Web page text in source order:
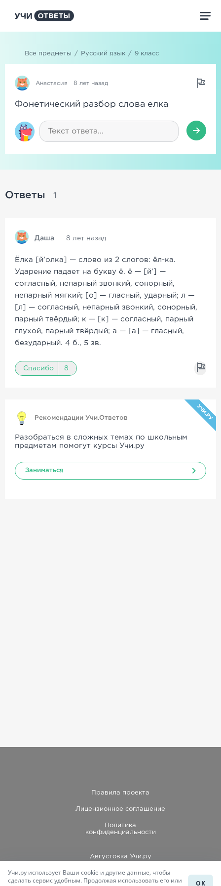
Все предметы / Русский язык / 9 класс
Анастасия 8 лет назад
Фонетический разбор слова елка
Ответы 1
Даша 8 лет назад
Ёлка [й’олка] — слово из 2 слогов: ёл-ка.
Ударение падает на букву ё. ё — [й’] —
согласный, непарный звонкий, сонорный,
непарный мягкий; [о] — гласный, ударный; л —
[л] — согласный, непарный звонкий, сонорный,
парный твёрдый; к — [к] — согласный, парный
глухой, парный твёрдый; а — [а] — гласный,
безударный. 4 б., 5 зв.
Спасибо 8
Рекомендации Учи.Ответов УЧИ.РУ
Разобраться в сложных темах по школьным
предметам помогут курсы Учи.ру
Заниматься
Правила проекта
Лицензионное соглашение
Политика
конфиденциальности
Августовка Учи.ру
Каталог школ
Учи.ру использует Ваши cookie и другие данные, чтобы
сделать сервис удобным. Продолжая использовать его или
ОК